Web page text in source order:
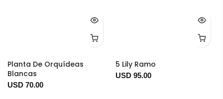
Planta De Orquídeas
Blancas
USD 70.00
5 Lily Ramo
USD 95.00